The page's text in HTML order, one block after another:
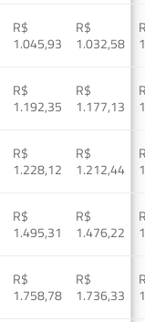
R$
1.045,93
R$
1.032,58
R$
1.192,35
R$
1.177,13
R$
1.228,12
R$
1.212,44
R$
1.495,31
R$
1.476,22
R$
1.758,78
R$
1.736,33